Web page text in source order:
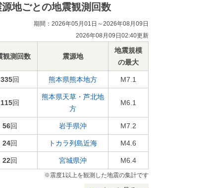
源地ごとの地震観測回数
期間：2026年05月01日～2026年08月09日
2026年08月09日02:40更新
観測回数 震源地
地震規模
の最大
335回 熊本県熊本地方 M7.1
115回
熊本県天草・芦北地
方
M6.1
56回 岩手県沖 M7.2
24回 トカラ列島近海 M4.6
22回 宮城県沖 M6.4
※震度1以上を観測した地震の集計です